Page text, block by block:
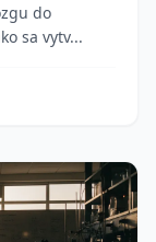
do
sa vytv...